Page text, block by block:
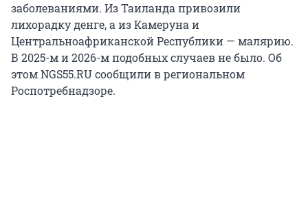
заболеваниями. Из Таиланда привозили
лихорадку денге, а из Камеруна и
Центральноафриканской Республики — малярию.
В 2025-м и 2026-м подобных случаев не было. Об
этом NGS55.RU сообщили в региональном
Роспотребнадзоре.